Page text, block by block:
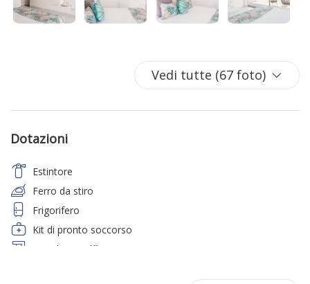
Vedi tutte (67 foto)
Dotazioni
Estintore
Ferro da stiro
Frigorifero
Kit di pronto soccorso
Macchina caffè/te